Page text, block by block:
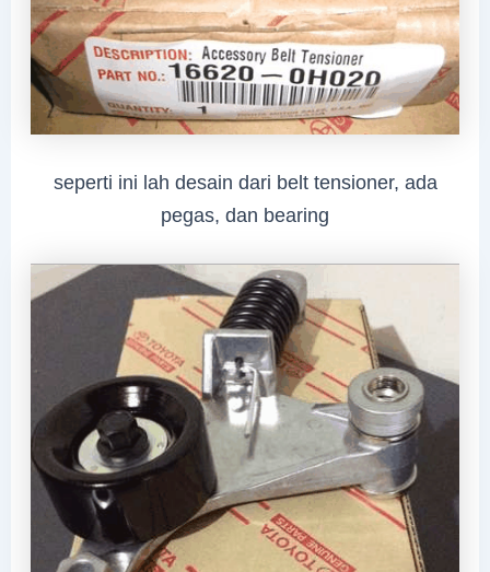
seperti ini lah desain dari belt tensioner, ada
pegas, dan bearing